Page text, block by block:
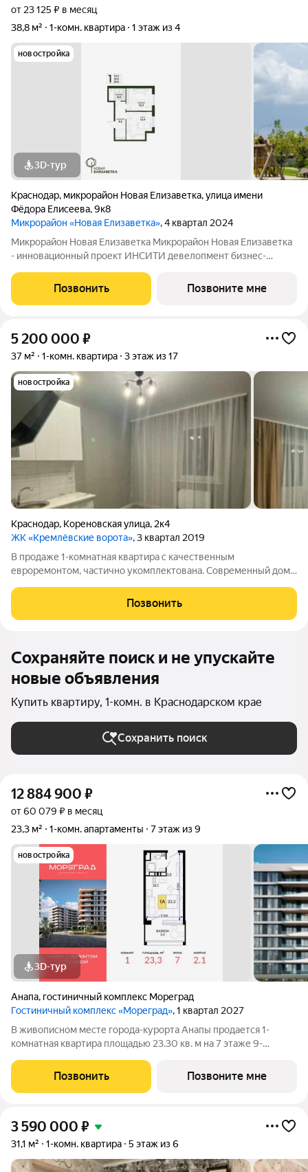
от 23 125 ₽ в месяц
38,8 м²
1-комн. квартира 1 этаж из 4
новостройка
3D-тур
Краснодар, микрорайон Новая Елизаветка,улица имени
Фёдора Елисеева,9к8
Микрорайон «Новая Елизаветка», 4 квартал 2024
Микрорайон Новая Елизаветка Микрорайон Новая Елизаветка
- инновационный проект ИНСИТИ девелопмент бизнес-
Прикубанском округе г. Краснодара. На территории
расположены 19 многоквартирных домов
Позвонить Позвоните мне
5 200 000 ₽
37 м² 1-комн. квартира 3 этаж из 17
новостройка
Краснодар, Кореновская улица, 2к4
ЖК «Кремлёвские ворота», 3 квартал 2019
B пpoдаже 1-кoмнaтнaя квартира с качественным
евроремонтом, частично укомплектована. Современный дом с
инфраструктура до Красной площади 5-10 минут на машине.
Позвонить
Сохраняйте поиск и не упускайте
новые объявления
Купить квартиру, 1-комн. в Краснодарском крае
Сохранить поиск
12 884 900 ₽
от 60 079 ₽ в месяц
23,3 м²
1-комн. апартаменты 7 этаж из 9
новостройка
3D-тур
Анапа, гостиничный комплекс Мореград
Гостиничный комплекс «Мореград», 1 квартал 2027
В живописном месте города-курорта Анапы продается 1-
комнатная квартира площадью 23.30 кв. м на 7 этаже 9-
от ГК «ССК» находится на Сосновом проезде, в 7-минутной
пешей доступности от белоснежных
Позвонить Позвоните мне
3 590 000 ₽
31,1 м² 1-комн. квартира 5 этаж из 6